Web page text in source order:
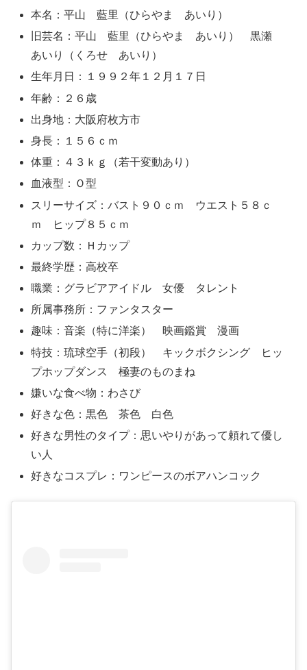
本名：平山 藍里（ひらやま あいり）
旧芸名：平山 藍里（ひらやま あいり） 黒瀬
あいり（くろせ あいり）
生年月日：１９９２年１２月１７日
年齢：２６歳
出身地：大阪府枚方市
身長：１５６ｃｍ
体重：４３ｋｇ（若干変動あり）
血液型：Ｏ型
スリーサイズ：バスト９０ｃｍ ウエスト５８ｃ
ｍ ヒップ８５ｃｍ
カップ数：Ｈカップ
最終学歴：高校卒
職業：グラビアアイドル 女優 タレント
所属事務所：ファンタスター
趣味：音楽（特に洋楽） 映画鑑賞 漫画
特技：琉球空手（初段） キックボクシング ヒッ
プホップダンス 極妻のものまね
嫌いな食べ物：わさび
好きな色：黒色 茶色 白色
好きな男性のタイプ：思いやりがあって頼れて優し
い人
好きなコスプレ：ワンピースのボアハンコック